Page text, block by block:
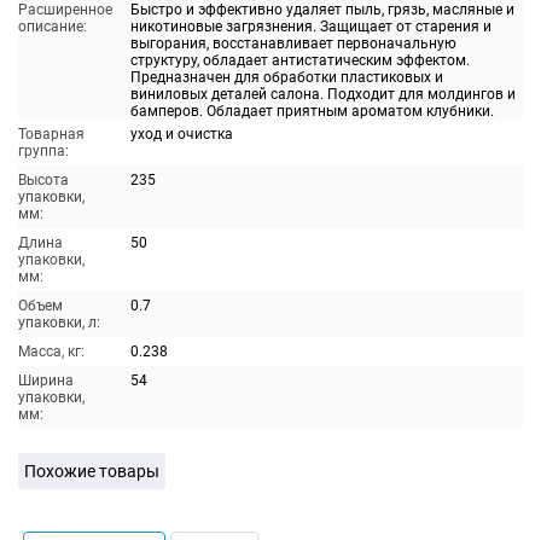
Расширенное
описание:
Быстро и эффективно удаляет пыль, грязь, масляные и
никотиновые загрязнения. Защищает от старения и
выгорания, восстанавливает первоначальную
структуру, обладает антистатическим эффектом.
Предназначен для обработки пластиковых и
виниловых деталей салона. Подходит для молдингов и
бамперов. Обладает приятным ароматом клубники.
Товарная
группа:
уход и очистка
Высота
упаковки,
мм:
235
Длина
упаковки,
мм:
50
Объем
упаковки, л:
0.7
Масса, кг:
0.238
Ширина
упаковки,
мм:
54
Похожие товары